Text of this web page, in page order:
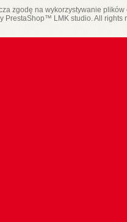
zgodę na wykorzystywanie
PrestaShop™ LMK studio. All rights